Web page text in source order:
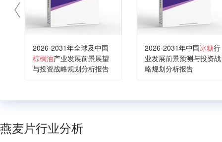
2026-2031年全球及中国
棕榈油产业发展前景展望
与投资战略规划分析报告
2026-2031年中国冰糖行
业发展前景预测与投资战
略规划分析报告
燕麦片行业分析